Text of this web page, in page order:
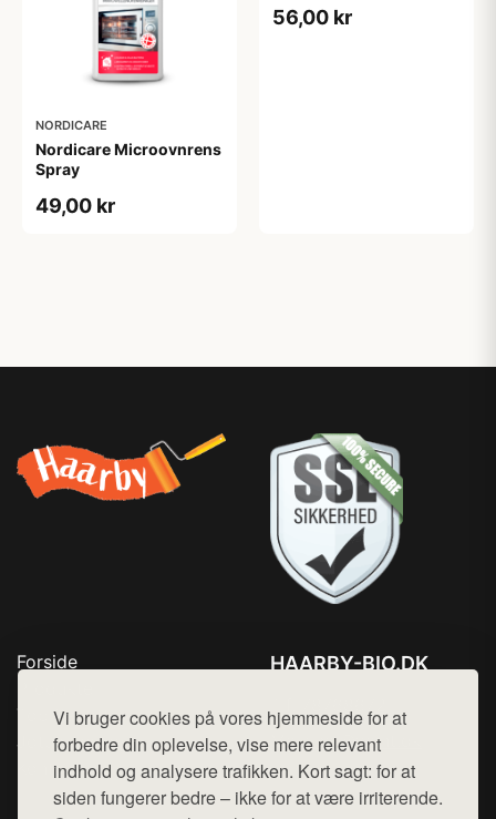
Vi bruger cookies på vores hjemmeside for at
forbedre din oplevelse, vise mere relevant
indhold og analysere trafikken. Kort sagt: for at
siden fungerer bedre – ikke for at være irriterende.
NORDICARE
Nordicare Microovnrens
Spray
49,00 kr
56,00 kr
Forside
Top Rabatter
Jotun maling
Kontakt
HAARBY-BIO.DK
Mail: hej@want.dk
Cookie- og privatlivspolitik